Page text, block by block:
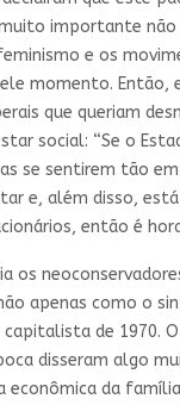
importante não
e os
momento. Então,
que queriam
social: “Se o
se sentirem tão
e, além disso,
então é
os
apenas como o
de 1970.
disseram algo
da